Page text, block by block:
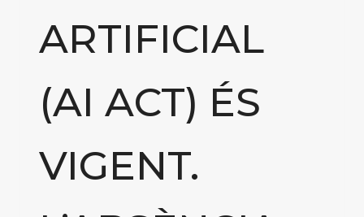
ARTIFICIAL
(AI ACT) ÉS
VIGENT.